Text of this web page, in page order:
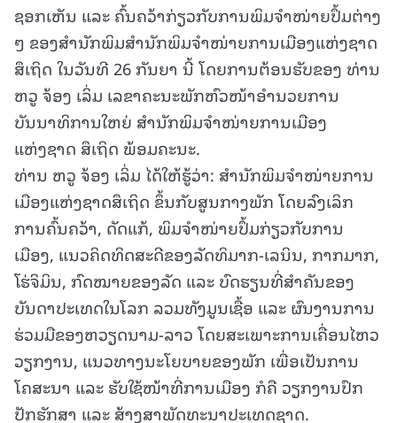
ຊອກເຫັນ ແລະ ຄົ້ນຄວ້າກ່ຽວກັບການພິມຈຳໜ່າຍປຶ້ມຕ່າງ
ໆ ຂອງສຳນັກພິມສຳນັກພິມຈຳໜ່າຍການເມືອງແຫ່ງຊາດ
ສຶເຖິດ ໃນວັນທີ 26 ກັນຍາ ນີ້ ໂດຍການຕ້ອນຮັບຂອງ ທ່ານ
ຫວູ ຈ້ອງ ເລິ່ມ ເລຂາຄະນະພັກຫົວໜ້າອຳນວຍການ
ບັນນາທິການໃຫຍ່ ສຳນັກພິມຈຳໜ່າຍການເມືອງ
ແຫ່ງຊາດ ສຶເຖິດ ພ້ອມຄະນະ.
ທ່ານ ຫວູ ຈ້ອງ ເລິ່ມ ໄດ້ໃຫ້ຮູ້ວ່າ: ສຳນັກພິມຈຳໜ່າຍການ
ເມືອງແຫ່ງຊາດສຶເຖິດ ຂຶ້ນກັບສູນກາງພັກ ໂດຍລົງເລິກ
ການຄົ້ນຄວ້າ, ດັດແກ້, ພິມຈຳໜ່າຍປຶ້ມກ່ຽວກັບການ
ເມືອງ, ແນວຄິດທິດສະດີຂອງລັດທິມາກ-ເລນິນ, ກາກມາກ,
ໂຮ່ຈິມິນ, ກົດໝາຍຂອງລັດ ແລະ ບົດຮຽນທີ່ສຳຄັນຂອງ
ບັນດາປະເທດໃນໂລກ ລວມທັງມູນເຊື້ອ ແລະ ຜົນງານການ
ຮ່ວມມືຂອງຫວຽດນາມ-ລາວ ໂດຍສະເພາະການເຄື່ອນໄຫວ
ວຽກງານ, ແນວທາງນະໂຍບາຍຂອງພັກ ເພື່ອເປັນການ
ໂຄສະນາ ແລະ ຮັບໃຊ້ໜ້າທີ່ການເມືອງ ກໍຄື ວຽກງານປົກ
ປັກຮັກສາ ແລະ ສ້າງສາພັດທະນາປະເທດຊາດ.